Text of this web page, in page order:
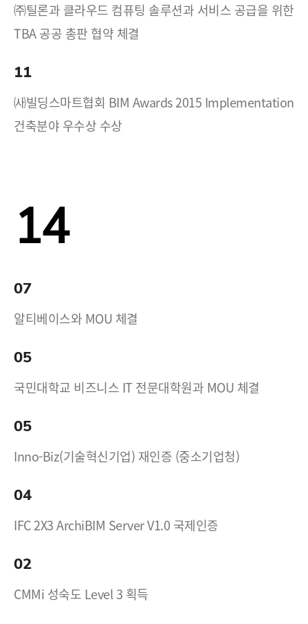
㈜틸론과 클라우드 컴퓨팅 솔루션과 서비스 공급을 위한
TBA 공공 총판 협약 체결
11
㈔빌딩스마트협회 BIM Awards 2015 Implementation
건축분야 우수상 수상
14
07
알티베이스와 MOU 체결
05
국민대학교 비즈니스 IT 전문대학원과 MOU 체결
05
Inno-Biz(기술혁신기업) 재인증 (중소기업청)
04
IFC 2X3 ArchiBIM Server V1.0 국제인증
02
CMMi 성숙도 Level 3 획득